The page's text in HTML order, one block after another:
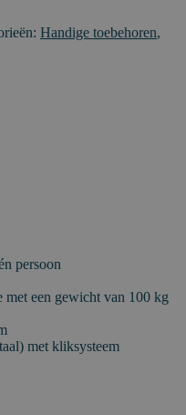
Handige toebehoren,
persoon
een gewicht van 100 kg
met kliksysteem